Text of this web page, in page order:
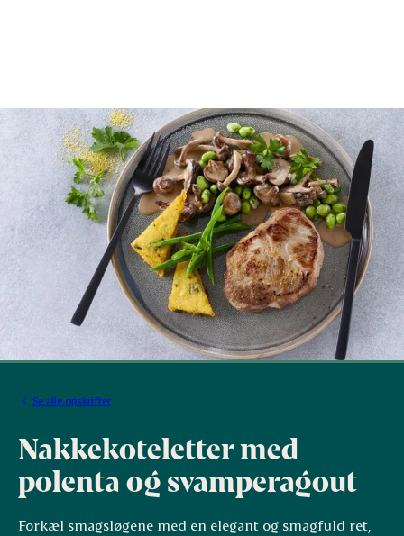
Se alle opskrifter
Nakkekoteletter med
polenta og svamperagout
Forkæl smagsløgene med en elegant og smagfuld ret,